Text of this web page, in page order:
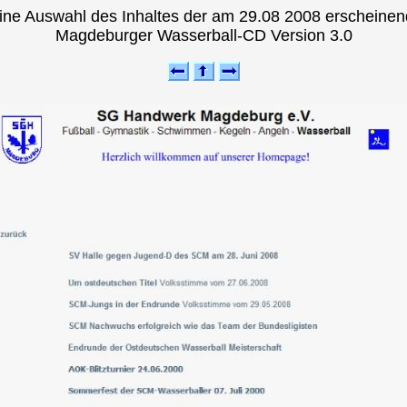
Auswahl des Inhaltes der am 29.08 2008
Magdeburger Wasserball-CD Version 3.0